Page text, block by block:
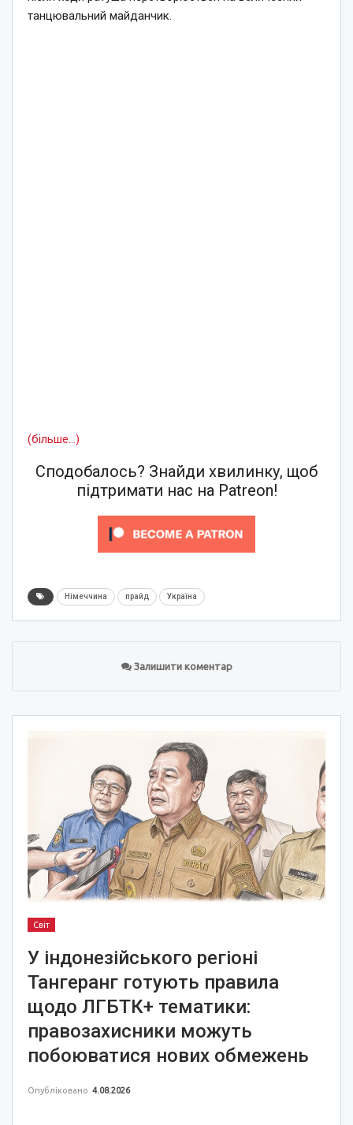
танцювальний майданчик.
(більше…)
Сподобалось? Знайди хвилинку, щоб
підтримати нас на Patreon!
Німеччина прайд Україна
Залишити коментар
Світ
У індонезійського регіоні
Тангеранг готують правила
щодо ЛГБТК+ тематики:
правозахисники можуть
побоюватися нових обмежень
Опубліковано 4.08.2026